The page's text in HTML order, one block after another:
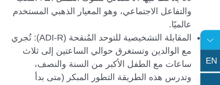
والتفاعل الاجتماعي، وهو المعيار الذهبي المستخدم
عالميًا.
المقابلة التشخيصية للتوحد المُنقحة (ADI-R): تُجري
مع الوالدين وتستغرق حوالي الساعتين إلى ثلاث
ساعات مع الطفل الأكبر من السنة والنصف،
وتدرس هذه الطريقة التطور المبكر (متى بدأ
EN